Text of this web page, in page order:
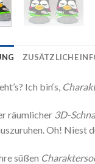
ZUSÄTZLICHE
Ich bin‘s,
räumlicher 3D-
Oh! Niest
süßen